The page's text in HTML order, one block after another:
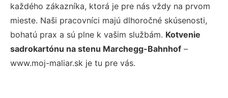
každého zákazníka, ktorá je pre nás vždy na prvom
mieste. Naši pracovníci majú dlhoročné skúsenosti,
bohatú prax a sú plne k vašim službám. Kotvenie
sadrokartónu na stenu Marchegg-Bahnhof –
www.moj-maliar.sk je tu pre vás.